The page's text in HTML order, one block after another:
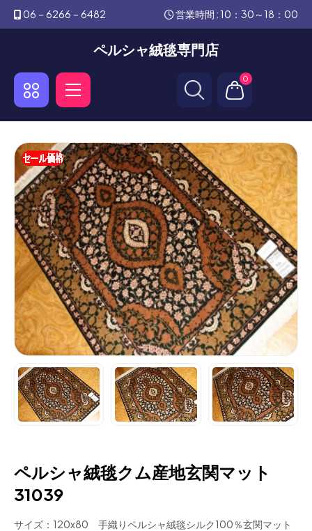
06－6266－6482 営業時間 : 10：30～18：00
ペルシャ絨毯専門店
0
ペルシャ絨毯クム産地玄関マット
31039
サイズ：120x80 手織りペルシャ絨毯シルク100％玄関マット